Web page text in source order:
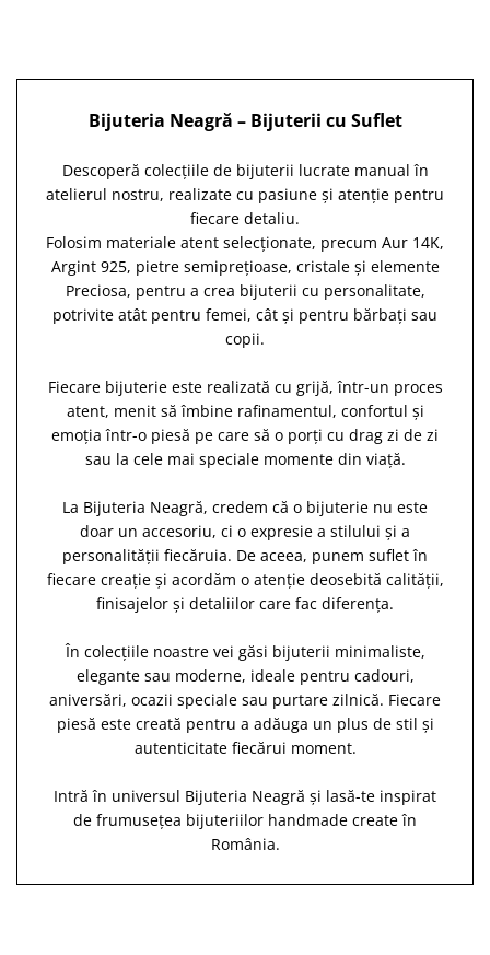
Bijuteria Neagră – Bijuterii cu Suflet
Descoperă colecțiile de bijuterii lucrate manual în
atelierul nostru, realizate cu pasiune și atenție pentru
fiecare detaliu.
Folosim materiale atent selecționate, precum Aur 14K,
Argint 925, pietre semiprețioase, cristale și elemente
Preciosa, pentru a crea bijuterii cu personalitate,
potrivite atât pentru femei, cât și pentru bărbați sau
copii.
Fiecare bijuterie este realizată cu grijă, într-un proces
atent, menit să îmbine rafinamentul, confortul și
emoția într-o piesă pe care să o porți cu drag zi de zi
sau la cele mai speciale momente din viață.
La Bijuteria Neagră, credem că o bijuterie nu este
doar un accesoriu, ci o expresie a stilului și a
personalității fiecăruia. De aceea, punem suflet în
fiecare creație și acordăm o atenție deosebită calității,
finisajelor și detaliilor care fac diferența.
În colecțiile noastre vei găsi bijuterii minimaliste,
elegante sau moderne, ideale pentru cadouri,
aniversări, ocazii speciale sau purtare zilnică. Fiecare
piesă este creată pentru a adăuga un plus de stil și
autenticitate fiecărui moment.
Intră în universul Bijuteria Neagră și lasă-te inspirat
de frumusețea bijuteriilor handmade create în
România.